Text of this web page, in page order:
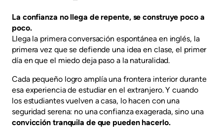
La confianza no llega de repente, se construye poco a
poco.
Llega la primera conversación espontánea en inglés, la
primera vez que se defiende una idea en clase, el primer
día en que el miedo deja paso a la naturalidad.
Cada pequeño logro amplía una frontera interior durante
esa experiencia de estudiar en el extranjero. Y cuando
los estudiantes vuelven a casa, lo hacen con una
seguridad serena: no una confianza exagerada, sino una
convicción tranquila de que pueden hacerlo.